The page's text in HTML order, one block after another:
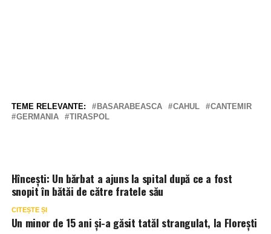
TEME RELEVANTE: BASARABEASCA CAHUL
CANTEMIR
GERMANIA
TIRASPOL
Hîncești: Un bărbat a ajuns la spital după ce a fost
snopit în bătăi de către fratele său
CITEȘTE ȘI
Un minor de 15 ani și-a găsit tatăl strangulat, la Florești